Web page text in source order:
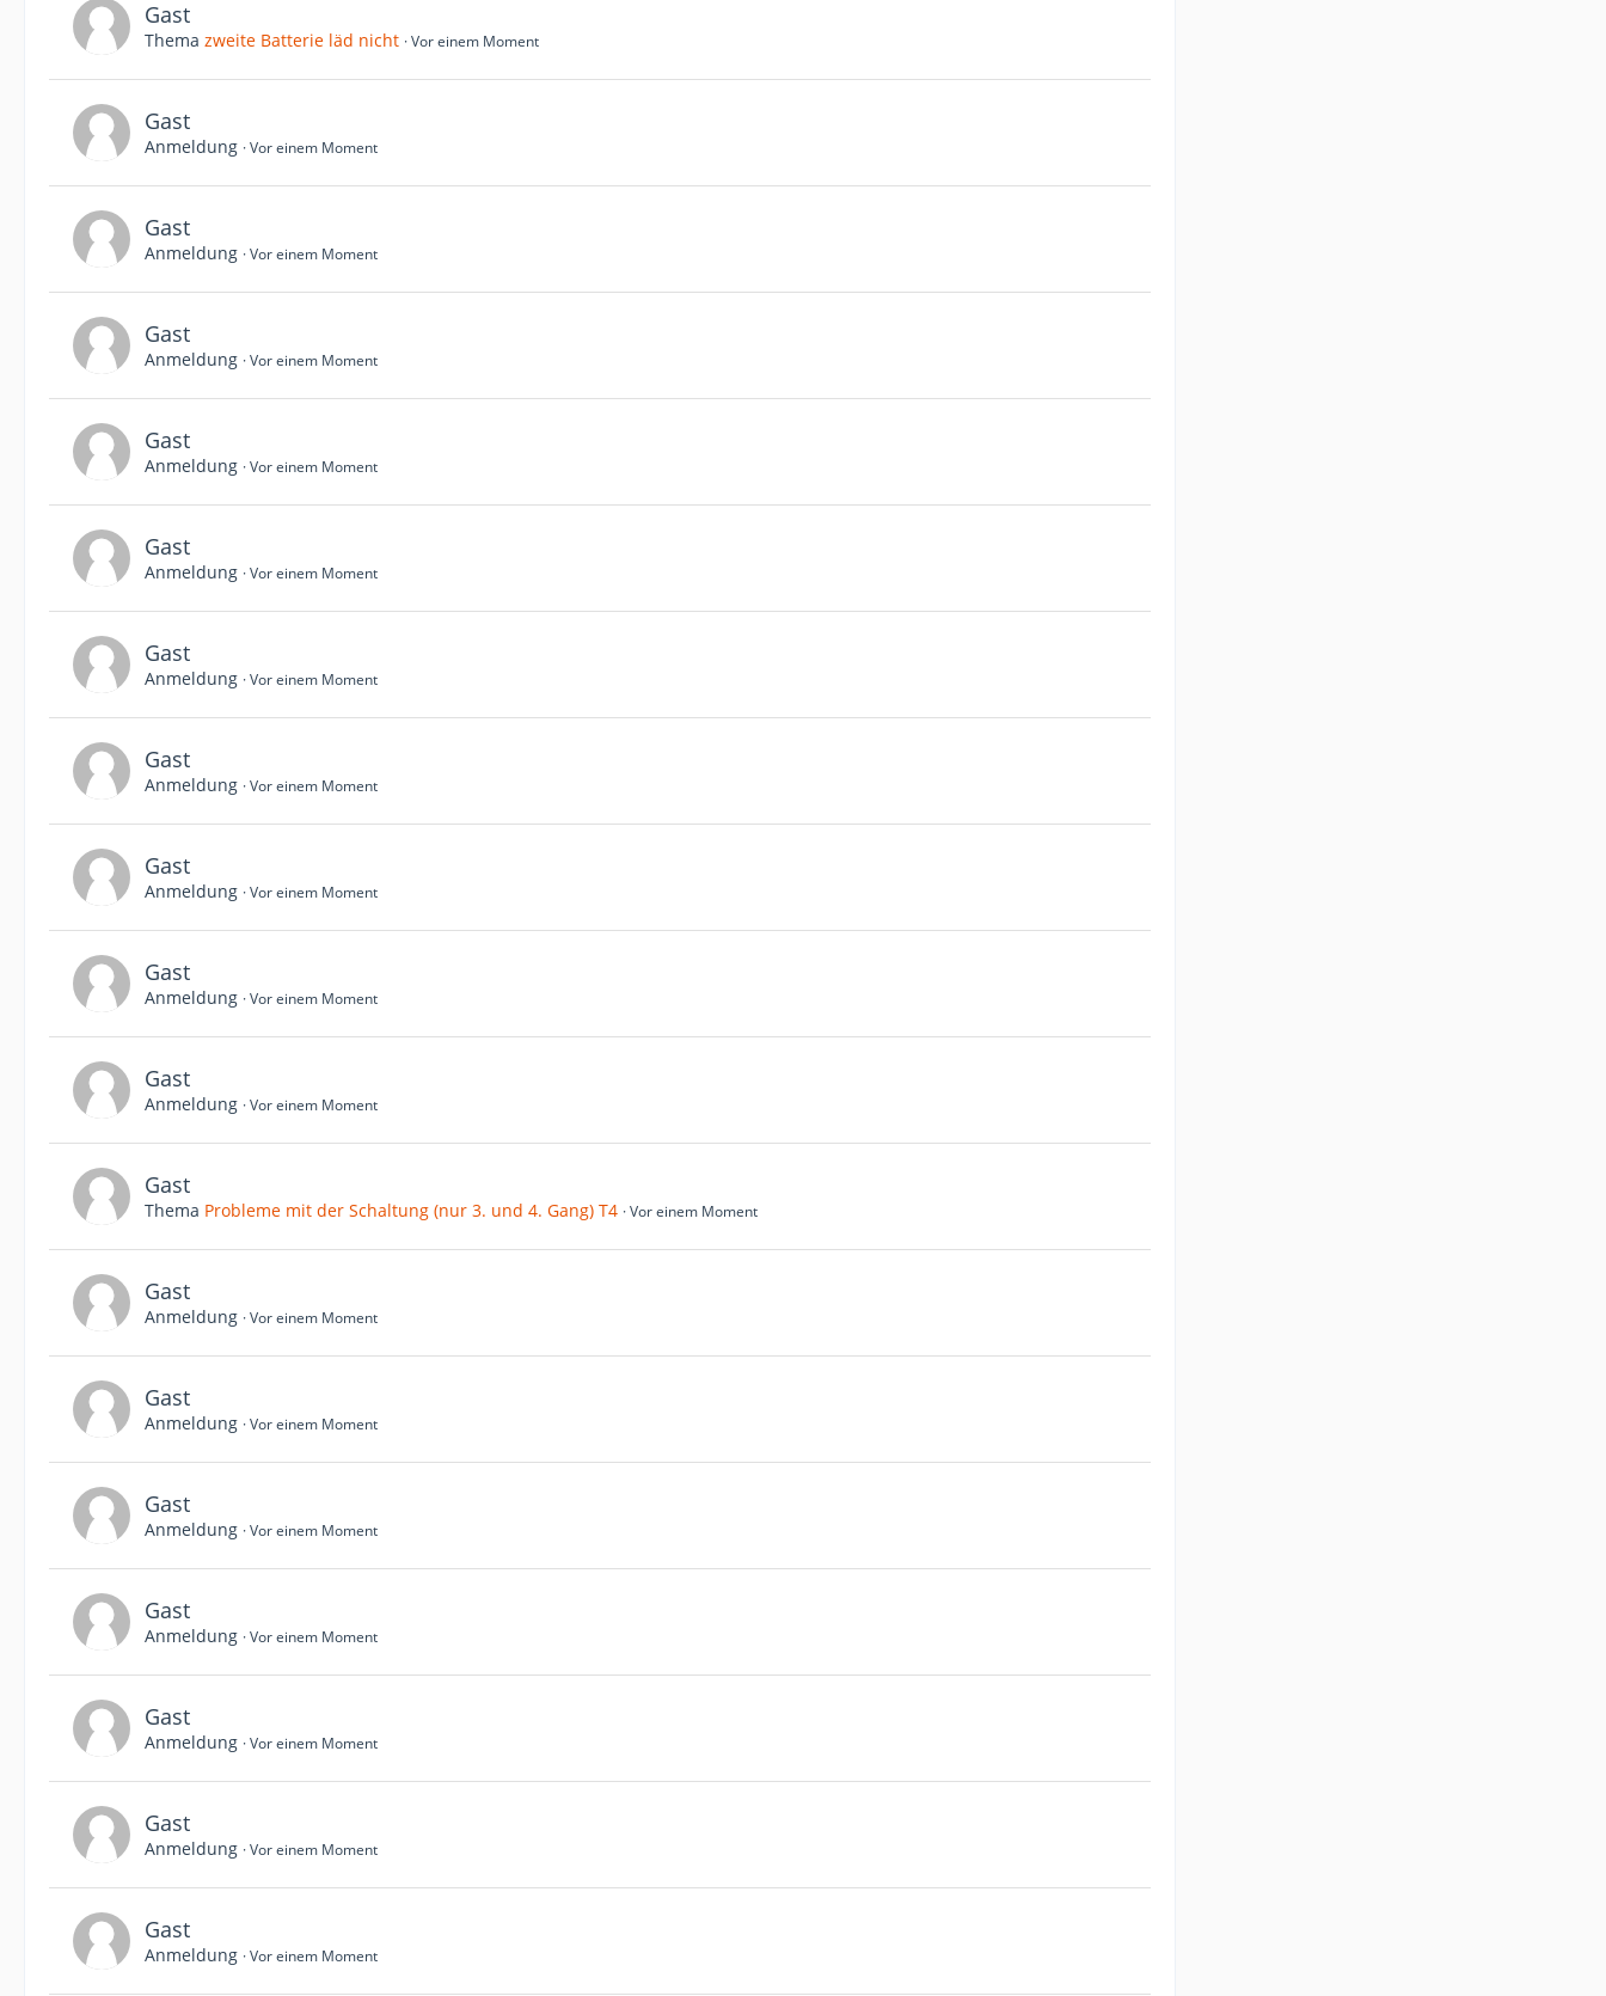
Gast
Thema zweite Batterie läd nicht Vor einem Moment
Gast
Anmeldung Vor einem Moment
Gast
Anmeldung Vor einem Moment
Gast
Anmeldung Vor einem Moment
Gast
Anmeldung Vor einem Moment
Gast
Anmeldung Vor einem Moment
Gast
Anmeldung Vor einem Moment
Gast
Anmeldung Vor einem Moment
Gast
Anmeldung Vor einem Moment
Gast
Anmeldung Vor einem Moment
Gast
Anmeldung Vor einem Moment
Gast
Thema Probleme mit der Schaltung (nur 3. und 4. Gang) T4 Vor einem Moment
Gast
Anmeldung Vor einem Moment
Gast
Anmeldung Vor einem Moment
Gast
Anmeldung Vor einem Moment
Gast
Anmeldung Vor einem Moment
Gast
Anmeldung Vor einem Moment
Gast
Anmeldung Vor einem Moment
Gast
Anmeldung Vor einem Moment